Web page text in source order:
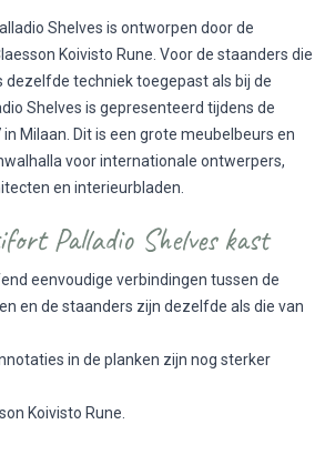
Shelves is ontworpen door de
Koivisto Rune. Voor de staanders die
dezelfde techniek toegepast als bij de
Shelves is gepresenteerd tijdens de
Milaan. Dit is een grote meubelbeurs en
voor internationale ontwerpers,
en interieurbladen.
Palladio Shelves kast
eenvoudige verbindingen tussen de
en de staanders zijn dezelfde als die van
in de planken zijn nog sterker
Koivisto Rune.